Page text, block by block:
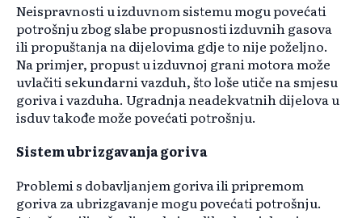
Neispravnosti u izduvnom sistemu mogu povećati
potrošnju zbog slabe propusnosti izduvnih gasova
ili propuštanja na dijelovima gdje to nije poželjno.
Na primjer, propust u izduvnoj grani motora može
uvlačiti sekundarni vazduh, što loše utiče na smjesu
goriva i vazduha. Ugradnja neadekvatnih dijelova u
isduv takođe može povećati potrošnju.
Sistem ubrizgavanja goriva
Problemi s dobavljanjem goriva ili pripremom
goriva za ubrizgavanje mogu povećati potrošnju.